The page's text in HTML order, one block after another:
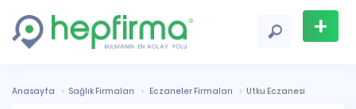
+
Anasayfa Sağlık Firmaları Eczaneler Firmaları Utku Eczanesi